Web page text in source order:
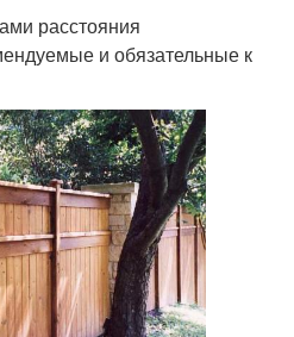
расстояния
и обязательные к